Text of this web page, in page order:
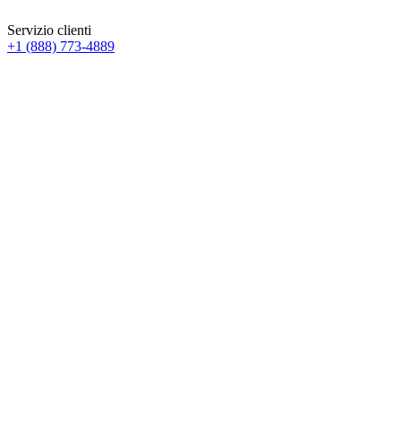
Servizio clienti
+1 (888) 773-4889